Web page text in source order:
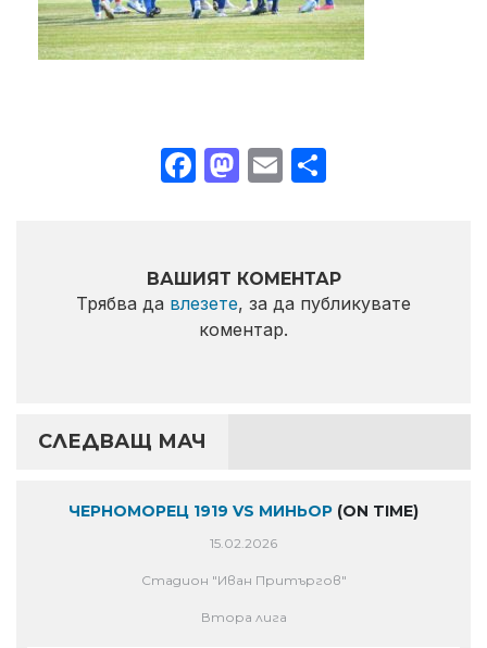
Facebook
Mastodon
Email
ВАШИЯТ КОМЕНТАР
Трябва да влезете, за да публикувате
коментар.
СЛЕДВАЩ МАЧ
ЧЕРНОМОРЕЦ 1919 VS МИНЬОР (ON TIME)
15.02.2026
Стадион "Иван Притъргов"
Втора лига